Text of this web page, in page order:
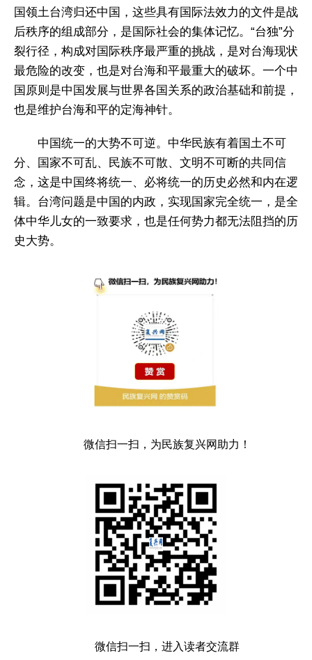
国领土台湾归还中国，这些具有国际法效力的文件是战
后秩序的组成部分，是国际社会的集体记忆。“台独”分
裂行径，构成对国际秩序最严重的挑战，是对台海现状
最危险的改变，也是对台海和平最重大的破坏。一个中
国原则是中国发展与世界各国关系的政治基础和前提，
也是维护台海和平的定海神针。
中国统一的大势不可逆。中华民族有着国土不可
分、国家不可乱、民族不可散、文明不可断的共同信
念，这是中国终将统一、必将统一的历史必然和内在逻
辑。台湾问题是中国的内政，实现国家完全统一，是全
体中华儿女的一致要求，也是任何势力都无法阻挡的历
史大势。
微信扫一扫，为民族复兴网助力！
微信扫一扫，进入读者交流群